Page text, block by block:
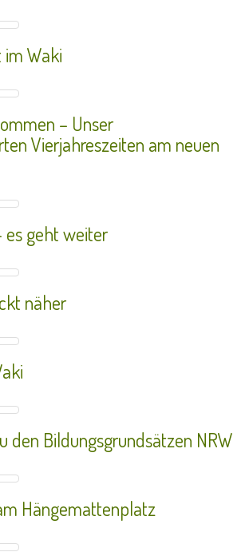
Waki
– Unser
Vierjahreszeiten am neuen
es geht weiter
näher
den Bildungsgrundsätzen NRW
Hängemattenplatz